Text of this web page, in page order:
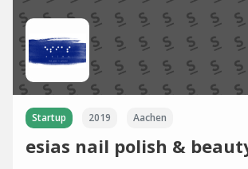
Startup 2019 Aachen
esias nail polish &